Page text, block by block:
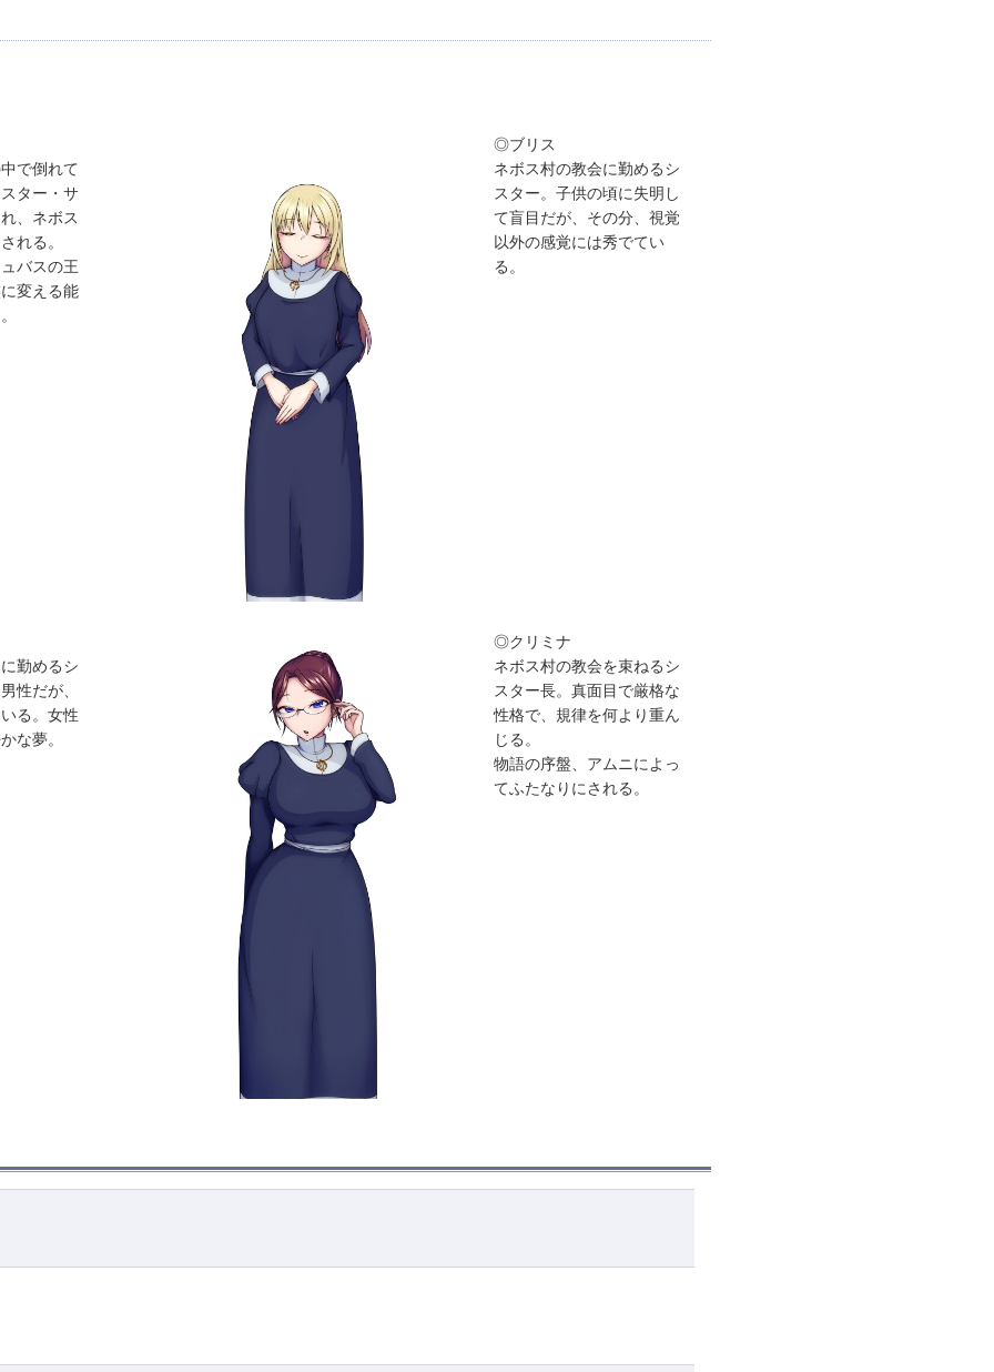
で倒れて
ター・サ
、ネボス
れる。
バスの王
変える能
◎ブリス
ネボス村の教会に勤めるシ
スター。子供の頃に失明し
て盲目だが、その分、視覚
以外の感覚には秀でてい
る。
勤めるシ
性だが、
る。女性
な夢。
◎クリミナ
ネボス村の教会を束ねるシ
スター長。真面目で厳格な
性格で、規律を何より重ん
じる。
物語の序盤、アムニによっ
てふたなりにされる。